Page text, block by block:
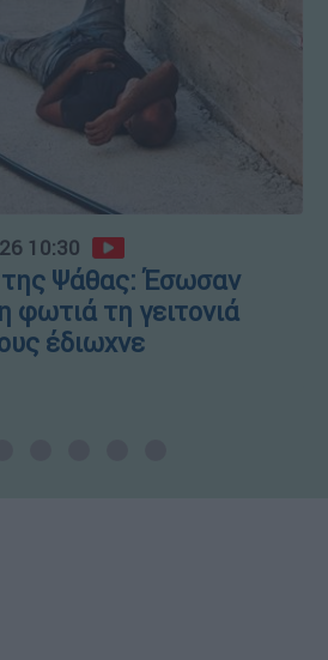
10:30
της Ψάθας: Έσωσαν
φωτιά τη γειτονιά
έδιωχνε